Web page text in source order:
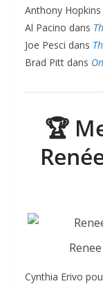
Anthony Hopkins
Al Pacino dans
Joe Pesci dans
Brad Pitt dans
🏆
Cynthia Erivo